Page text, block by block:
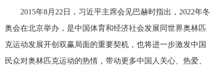
2015年8月22日，习近平主席会见巴赫时指出，2022年冬
奥会在北京举办，是中国体育和经济社会发展同世界奥林匹
克运动发展开创双赢局面的重要契机，也将进一步激发中国
民众对奥林匹克运动的热情，带动更多中国人关心、热爱、